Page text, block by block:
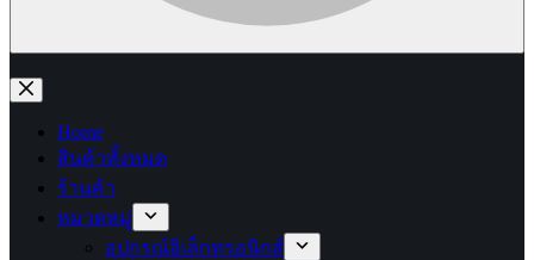
No
results
Home
สินค้าทั้งหมด
ร้านค้า
หมวดหมู่
อุปกรณ์อิเล็กทรอนิกส์